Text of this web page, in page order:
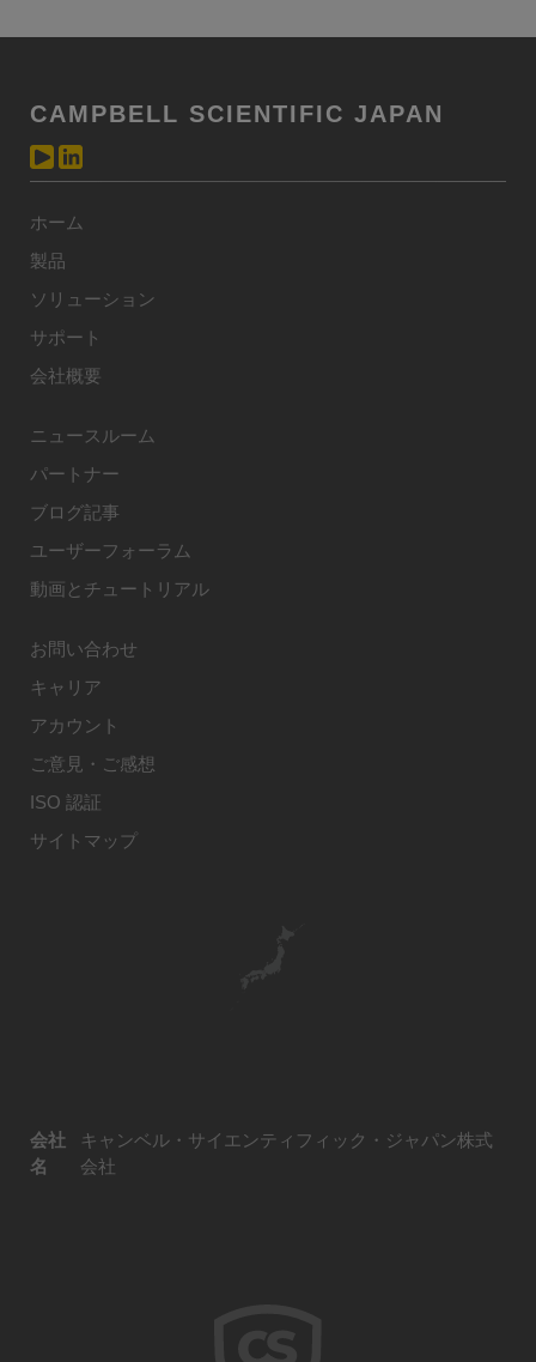
CAMPBELL SCIENTIFIC JAPAN
ホーム
製品
ソリューション
サポート
会社概要
ニュースルーム
パートナー
ブログ記事
ユーザーフォーラム
動画とチュートリアル
お問い合わせ
キャリア
アカウント
ご意見・ご感想
ISO 認証
サイトマップ
会社
名
キャンベル・サイエンティフィック・ジャパン株式
会社